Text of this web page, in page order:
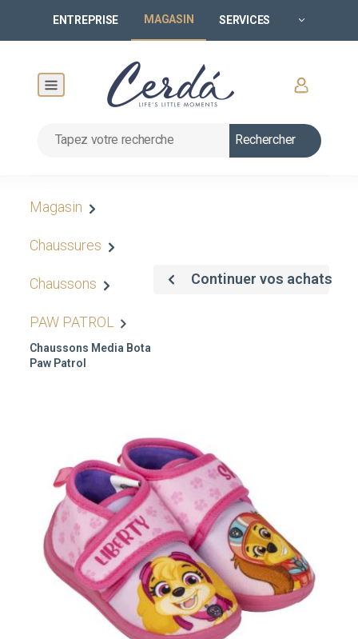
ENTREPRISE MAGASIN SERVICES
Rechercher
Magasin
Chaussures
Chaussons
PAW PATROL
Chaussons Media Bota
Paw Patrol
Continuer vos achats